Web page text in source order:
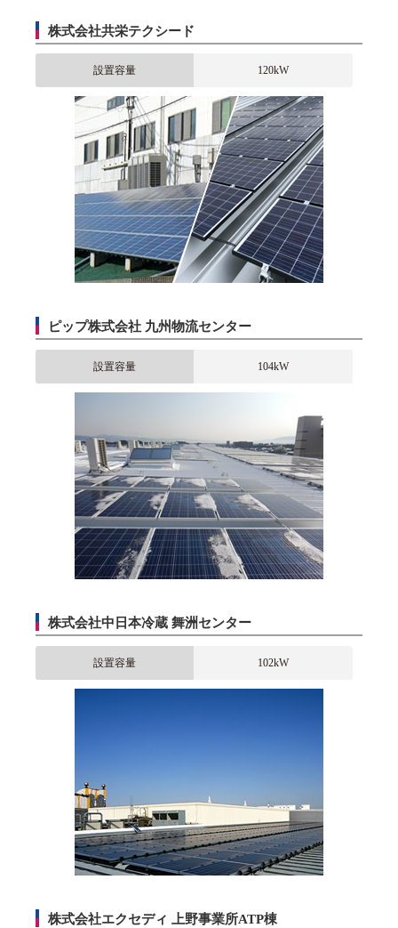
株式会社共栄テクシード
設置容量 120kW
ピップ株式会社 九州物流センター
設置容量 104kW
株式会社中日本冷蔵 舞洲センター
設置容量 102kW
株式会社エクセディ 上野事業所ATP棟